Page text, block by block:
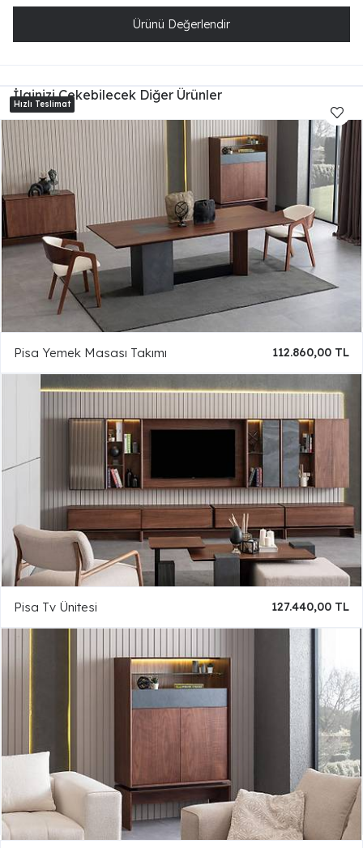
Ürünü Değerlendir
İlginizi Çekebilecek Diğer Ürünler
Pisa Yemek Masası Takımı 112.860,00 TL
Pisa Tv Ünitesi 127.440,00 TL